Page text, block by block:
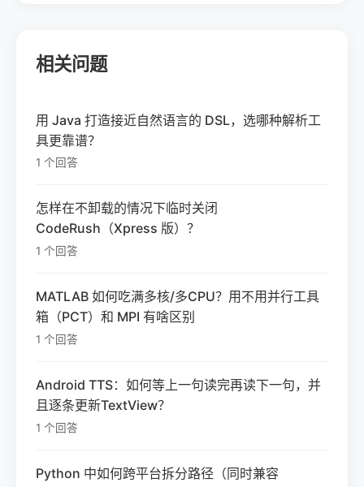
相关问题
用 Java 打造接近自然语言的 DSL，选哪种解析工
具更靠谱？
1 个回答
怎样在不卸载的情况下临时关闭
CodeRush（Xpress 版）？
1 个回答
MATLAB 如何吃满多核/多CPU？用不用并行工具
箱（PCT）和 MPI 有啥区别
1 个回答
Android TTS：如何等上一句读完再读下一句，并
且逐条更新TextView？
1 个回答
Python 中如何跨平台拆分路径（同时兼容